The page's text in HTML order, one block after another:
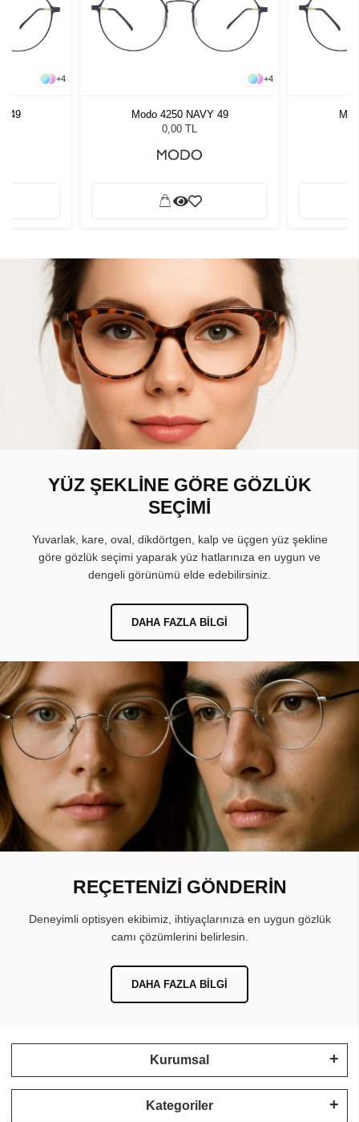
+4
49
+4
Modo 4250 NAVY 49
0,00 TL
YÜZ ŞEKLİNE GÖRE GÖZLÜK
SEÇİMİ
Yuvarlak, kare, oval, dikdörtgen, kalp ve üçgen yüz şekline
göre gözlük seçimi yaparak yüz hatlarınıza en uygun ve
dengeli görünümü elde edebilirsiniz.
DAHA FAZLA BILGI
REÇETENİZİ GÖNDERİN
Deneyimli optisyen ekibimiz, ihtiyaçlarınıza en uygun gözlük
camı çözümlerini belirlesin.
DAHA FAZLA BILGI
Kurumsal
Kategoriler